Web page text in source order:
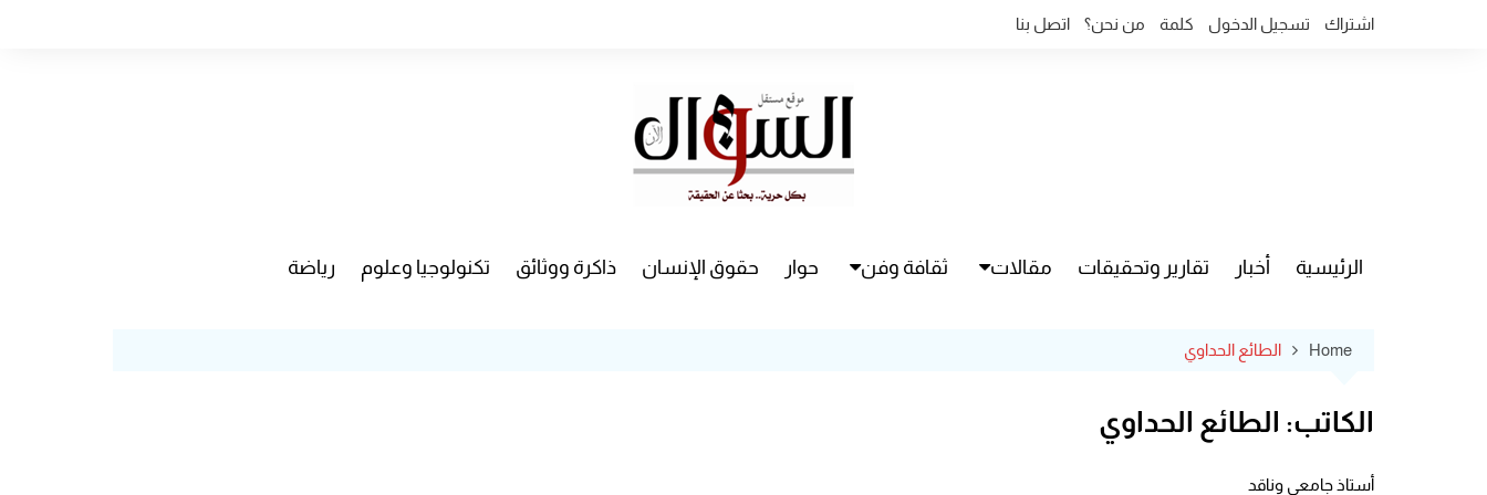
اشتراك تسجيل الدخول كلمة من نحن؟ اتصل بنا
الرئيسية أخبار تقارير وتحقيقات مقالات ثقافة وفن حوار حقوق الإنسان ذاكرة ووثائق تكنولوجيا وعلوم رياضة
Home الطائع الحداوي
الكاتب: الطائع الحداوي
أستاذ جامعي وناقد